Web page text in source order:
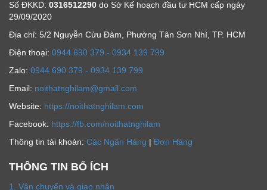
Số ĐKKD: 0316512290 do Sở Kế hoạch đầu tư HCM cấp ngày
29/09/2020
Địa chỉ: 5/2 Nguyễn Cửu Đàm, Phường Tân Sơn Nhì, TP. HCM
Ðiện thoại: 0944 690 379 - 0934 139 799
Zalo: 0944 690 379 - 0934 139 799
Email: noithatnghilam@gmail.com
Website: https://noithatnghilam.com
Facebook: https://fb.com/noithatnghilam
Thông tin tài khoản: Các Ngân Hàng | Đơn Hàng
THÔNG TIN BỔ ÍCH
1. Vận chuyển và giao nhận